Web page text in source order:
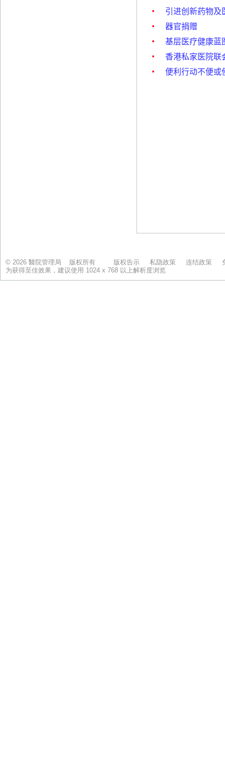
© 2026 醫院管理局 版权所有 版权告示 私隐政策 连结政策
为获得至佳效果，建议使用 1024 x 768 以上解析度浏览